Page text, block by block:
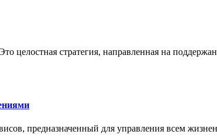
целостная стратегия, направленная на
предназначенный для управления всем